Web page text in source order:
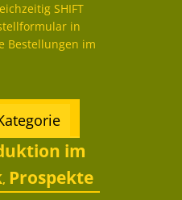
SHIFT
in
Bestellungen im
im
, Prospekte